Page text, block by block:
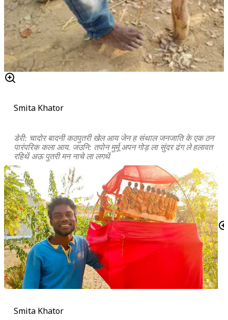
Smita Khator
डेरी: चादोर बादनी कठपुतरी खेल आय जेन ह संथाल जनजाति के एक ठन
पारंपरिक कला आय. जउनि: तपोन मुर्मू अपन गोड़ ला सुंदर ढंग ले हलावत
रहिथें अऊ पुतरी मन नाचे ला लगथें
Smita Khator